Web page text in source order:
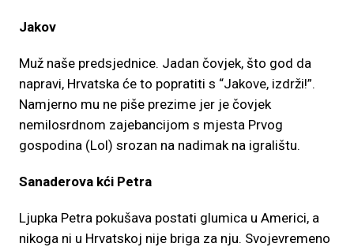
Jakov
Muž naše predsjednice. Jadan čovjek, što god da
napravi, Hrvatska će to popratiti s “Jakove, izdrži!”.
Namjerno mu ne piše prezime jer je čovjek
nemilosrdnom zajebancijom s mjesta Prvog
gospodina (Lol) srozan na nadimak na igralištu.
Sanaderova kći Petra
Ljupka Petra pokušava postati glumica u Americi, a
nikoga ni u Hrvatskoj nije briga za nju. Svojevremeno